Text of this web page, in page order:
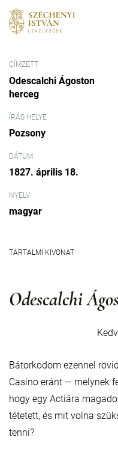
CÍMZETT
Odescalchi Ágoston
herceg
ÍRÁS HELYE
Pozsony
DÁTUM
1827. április 18.
NYELV
magyar
TARTALMI KIVONAT
Odescalchi
Bátorkodom ezennel
Casino eránt — melynek
hogy egy Actiára
tétetett, és mit volna
tenni?